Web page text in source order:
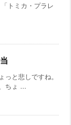
トミカ・プラレ
っと悲しですね。
ちょ ...